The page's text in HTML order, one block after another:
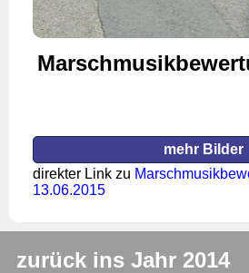
mehr Bilder
direkter Link zu
13.06.2015
zurück ins Jahr 2014